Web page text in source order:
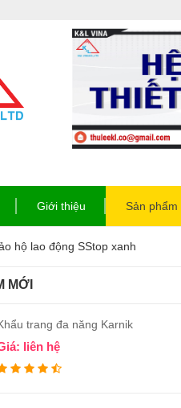
Giới thiệu Sản phẩm
hộ lao động SStop xanh
MỚI
trang đa năng Karnik
liên hệ